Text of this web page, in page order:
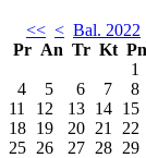
<< < Bal. 2022
Pr An Tr Kt Pn
1
4
5 6 7 8
11
12 13 14 15
18 19 20 21 22
25 26 27 28 29